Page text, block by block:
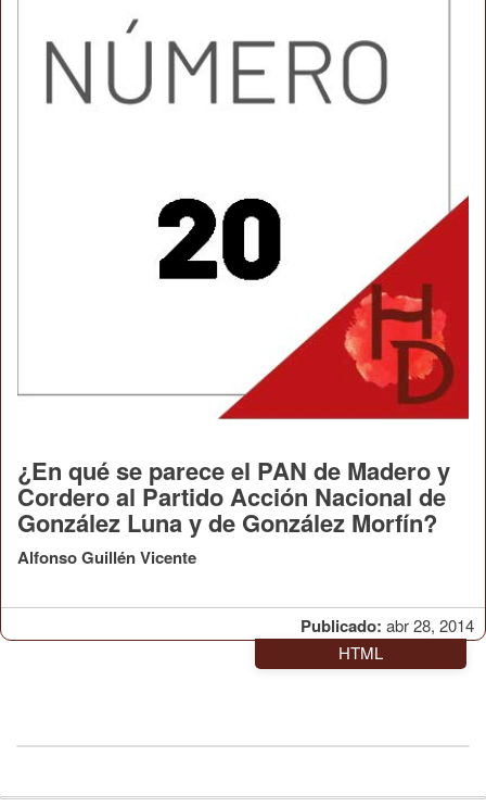
Publicado: abr 28, 2014
¿En qué se parece el PAN de Madero y
Cordero al Partido Acción Nacional de
González Luna y de González Morfín?
Alfonso Guillén Vicente
HTML